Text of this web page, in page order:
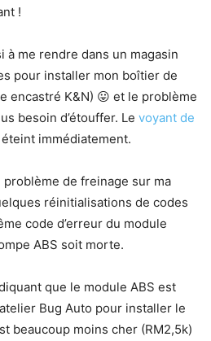
!
à me rendre dans un magasin
pour installer mon boîtier de
encastré K&N) 😛 et le problème
besoin d’étouffer. Le voyant de
éteint immédiatement.
problème de freinage sur ma
réinitialisations de codes
code d’erreur du module
ABS soit morte.
que le module ABS est
Bug Auto pour installer le
beaucoup moins cher (RM2,5k)